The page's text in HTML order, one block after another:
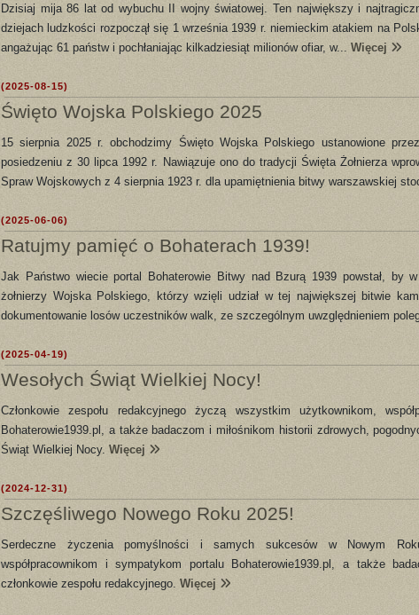
Dzisiaj mija 86 lat od wybuchu II wojny światowej. Ten największy i
dziejach ludzkości rozpoczął się 1 września 1939 r. niemieckim atakiem na
angażując 61 państw i pochłaniając kilkadziesiąt milionów ofiar, w... Więcej
(2025-08-15)
Święto Wojska Polskiego 2025
15 sierpnia 2025 r. obchodzimy Święto Wojska Polskiego ustanowione
posiedzeniu z 30 lipca 1992 r. Nawiązuje ono do tradycji Święta Żołnierza
Spraw Wojskowych z 4 sierpnia 1923 r. dla upamiętnienia bitwy warszawskiej
(2025-06-06)
Ratujmy pamięć o Bohaterach 1939!
Jak Państwo wiecie portal Bohaterowie Bitwy nad Bzurą 1939 powstał, by
żołnierzy Wojska Polskiego, którzy wzięli udział w tej największej bitwie
dokumentowanie losów uczestników walk, ze szczególnym uwzględnieniem
(2025-04-19)
Wesołych Świąt Wielkiej Nocy!
Członkowie zespołu redakcyjnego życzą wszystkim użytkownikom,
Bohaterowie1939.pl, a także badaczom i miłośnikom historii zdrowych,
Świąt Wielkiej Nocy. Więcej
(2024-12-31)
Szczęśliwego Nowego Roku 2025!
Serdeczne życzenia pomyślności i samych sukcesów w Nowym
współpracownikom i sympatykom portalu Bohaterowie1939.pl, a także
członkowie zespołu redakcyjnego. Więcej